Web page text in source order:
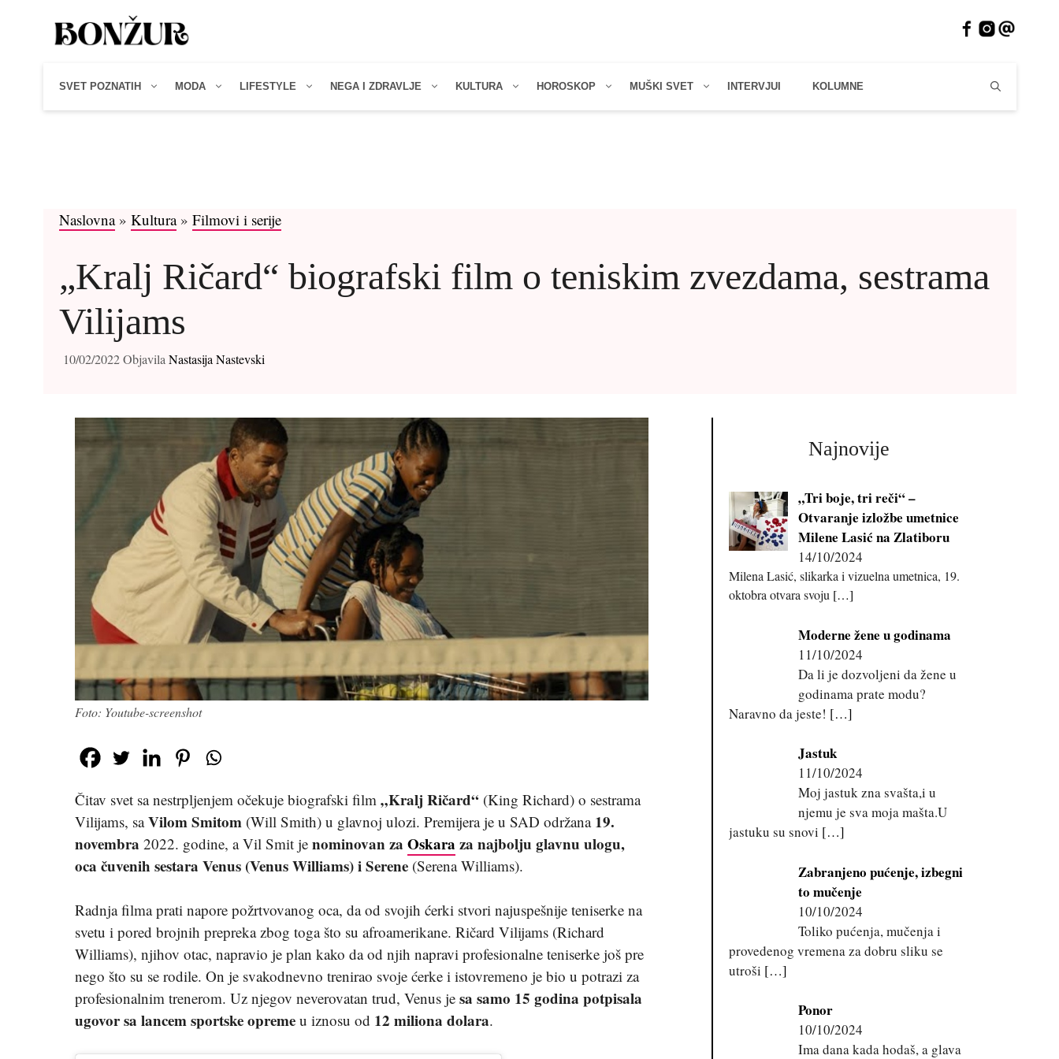
SVET POZNATIH MODA LIFESTYLE NEGA I ZDRAVLJE KULTURA HOROSKOP MUŠKI SVET INTERVJUI KOLUMNE
Naslovna» Kultura» Filmovi i serije
„Kralj Ričard“ biografski film o teniskim zvezdama, sestrama
Vilijams
10/02/2022 ObjavilaNastasija Nastevski
Foto: Youtube-screenshot
Čitav svet sa nestrpljenjem očekuje biografski film „Kralj Ričard“(King Richard) o sestrama
Vilijams, saVilom Smitom (Will Smith) u glavnoj ulozi. Premijera je u SAD održana 19.
novembra 2022. godine, a Vil Smit je nominovan za Oskara za najbolju glavnu ulogu,
oca čuvenih sestara Venus (Venus Williams) i Serene(Serena Williams).
Radnja filma prati napore požrtvovanog oca, da od svojih ćerki stvori najuspešnije teniserke na
svetu i pored brojnih prepreka zbog toga što su afroamerikane. Ričard Vilijams (Richard
Williams), njihov otac, napravio je plan kako da od njih napravi profesionalne teniserke još pre
nego što su se rodile. On je svakodnevno trenirao svoje ćerke i istovremeno je bio u potrazi za
profesionalnim trenerom. Uz njegov neverovatan trud, Venus je sa samo 15 godina potpisala
ugovor sa lancem sportske opremeu iznosu od 12 miliona dolara.
Najnovije
„Tri boje, tri reči“ –
Otvaranje izložbe umetnice
Milene Lasić na Zlatiboru
14/10/2024
Milena Lasić, slikarka i vizuelna umetnica, 19.
oktobra otvara svoju […]
Moderne žene u godinama
11/10/2024
Da li je dozvoljeni da žene u
godinama prate modu?
Naravno da jeste! […]
Jastuk
11/10/2024
Moj jastuk zna svašta,i u
njemu je sva moja mašta.U
jastuku su snovi […]
Zabranjeno pućenje, izbegni
to mučenje
10/10/2024
Toliko pućenja, mučenja i
provedenog vremena za dobru sliku se
utroši […]
Ponor
10/10/2024
Ima dana kada hodaš, a glava